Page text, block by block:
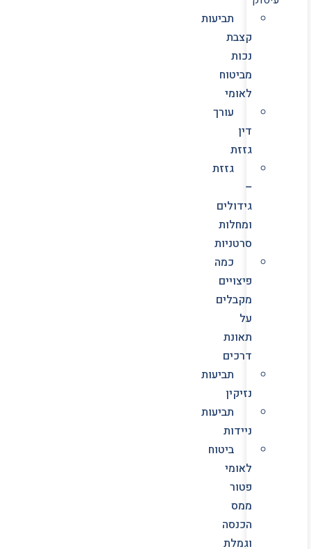
תביעות
קצבת
נכות
מביטוח
לאומי
עורך
דין
גזזת
גזזת
–
גידולים
ומחלות
סרטניות
כמה
פיצויים
מקבלים
על
תאונת
דרכים
תביעות
נזיקין
תביעות
ניידות
ביטוח
לאומי
פטור
ממס
הכנסה
וגמלת